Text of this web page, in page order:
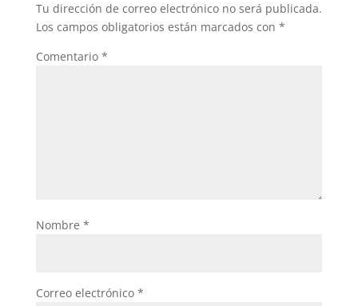
Tu dirección de correo electrónico no será publicada.
Los campos obligatorios están marcados con *
Comentario *
Nombre *
Correo electrónico *